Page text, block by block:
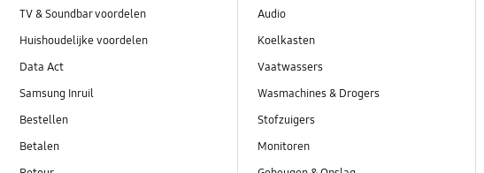
TV & Soundbar voordelen
Huishoudelijke voordelen
Data Act
Samsung Inruil
Bestellen
Betalen
Audio
Koelkasten
Vaatwassers
Wasmachines & Drogers
Stofzuigers
Monitoren